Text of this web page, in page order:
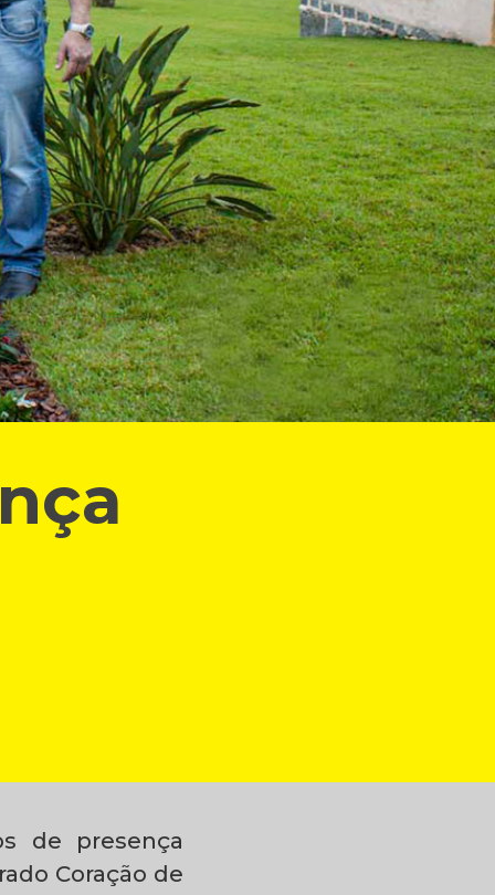
de presença
Coração de